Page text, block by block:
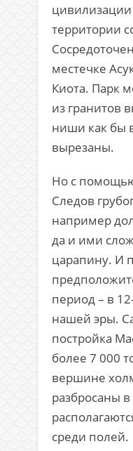
цивилизации
территории
местечке
Киота. Парк
из гранитов
ниши как бы
вырезаны.
Но с помощью
Следов
например
да и ими
царапину. И
период – в
нашей эры.
постройка
более 7 000
вершине
разбросаны
среди полей.